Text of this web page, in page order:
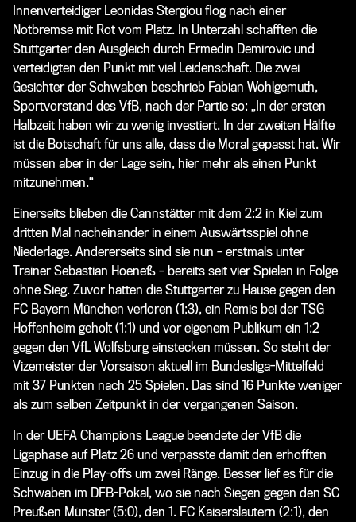
Innenverteidiger Leonidas Stergiou flog nach einer
Notbremse mit Rot vom Platz. In Unterzahl schafften die
Stuttgarter den Ausgleich durch Ermedin Demirovic und
verteidigten den Punkt mit viel Leidenschaft. Die zwei
Gesichter der Schwaben beschrieb Fabian Wohlgemuth,
Sportvorstand des VfB, nach der Partie so: „In der ersten
Halbzeit haben wir zu wenig investiert. In der zweiten Hälfte
ist die Botschaft für uns alle, dass die Moral gepasst hat. Wir
müssen aber in der Lage sein, hier mehr als einen Punkt
mitzunehmen.“
Einerseits blieben die Cannstätter mit dem 2:2 in Kiel zum
dritten Mal nacheinander in einem Auswärtsspiel ohne
Niederlage. Andererseits sind sie nun – erstmals unter
Trainer Sebastian Hoeneß – bereits seit vier Spielen in Folge
ohne Sieg. Zuvor hatten die Stuttgarter zu Hause gegen den
FC Bayern München verloren (1:3), ein Remis bei der TSG
Hoffenheim geholt (1:1) und vor eigenem Publikum ein 1:2
gegen den VfL Wolfsburg einstecken müssen. So steht der
Vizemeister der Vorsaison aktuell im Bundesliga-Mittelfeld
mit 37 Punkten nach 25 Spielen. Das sind 16 Punkte weniger
als zum selben Zeitpunkt in der vergangenen Saison.
In der UEFA Champions League beendete der VfB die
Ligaphase auf Platz 26 und verpasste damit den erhofften
Einzug in die Play-offs um zwei Ränge. Besser lief es für die
Schwaben im DFB-Pokal, wo sie nach Siegen gegen den SC
Preußen Münster (5:0), den 1. FC Kaiserslautern (2:1), den